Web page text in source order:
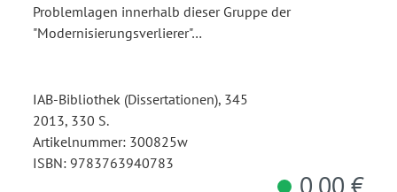
Problemlagen innerhalb dieser Gruppe der
"Modernisierungsverlierer"…
IAB-Bibliothek (Dissertationen), 345
2013, 330 S.
Artikelnummer: 300825w
ISBN: 9783763940783
0,00 €